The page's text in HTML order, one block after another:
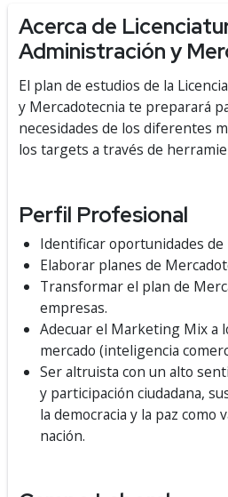
Acerca de
Administración y
El plan de estudios de la
y Mercadotecnia te preparará
necesidades de los diferentes
los targets a través de
Perfil Profesional
Identificar oportunidades de
Elaborar planes de
Transformar el plan de
empresas.
Adecuar el Marketing Mix a
mercado (inteligencia
Ser altruista con un alto
y participación ciudadana,
la democracia y la paz como
nación.